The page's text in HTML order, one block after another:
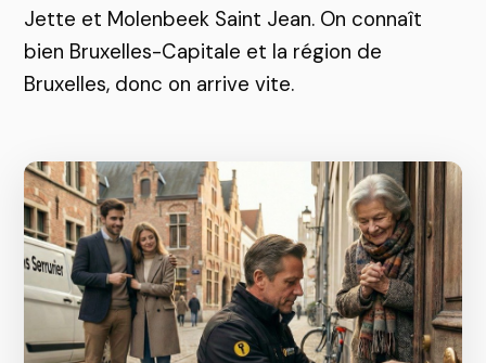
Jette et Molenbeek Saint Jean. On connaît
bien Bruxelles-Capitale et la région de
Bruxelles, donc on arrive vite.